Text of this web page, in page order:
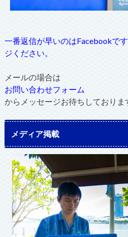
一番返信が早いのはFacebookで
ジください。
メールの場合は
お問い合わせフォーム
からメッセージお待ちしておりま
メディア掲載